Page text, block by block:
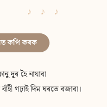
কপি কৰক
দূৰ হৈ নাযাবা
গঢ়াই দিম ঘৰতে বজাবা।